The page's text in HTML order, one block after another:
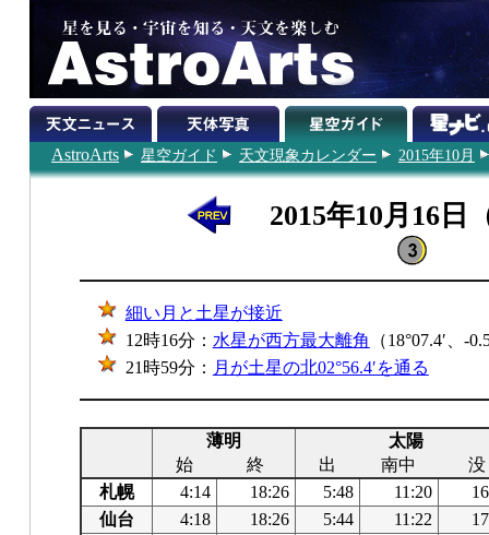
AstroArts 星空ガイド 天文現象カレンダー 2015年10月
2015年10月16日
細い月と土星が接近
12時16分： 水星が西方最大離角
（18°07.4′、-
21時59分： 月が土星の北02°56.4′を通る
薄明
太陽
始
終 出 南中
没
札幌
4:14 18:26 5:48 11:20
仙台
4:18 18:26 5:44 11:22